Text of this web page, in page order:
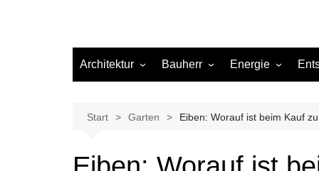
Architektur Bauherr
Beleuchtung
Materialien
Energie
Gas
Start Garten Eiben: Worauf ist beim Kauf